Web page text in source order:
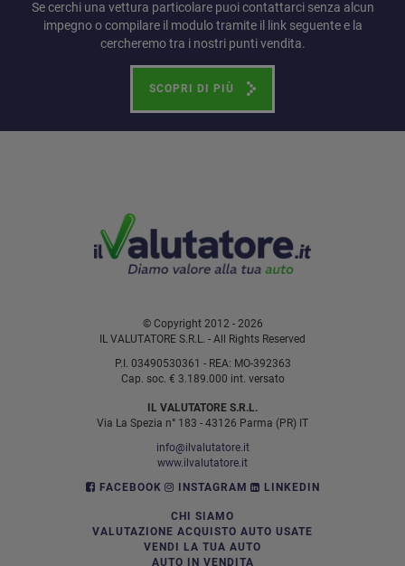
Se cerchi una vettura particolare puoi contattarci senza alcun
impegno o compilare il modulo tramite il link seguente e la
cercheremo tra i nostri punti vendita.
SCOPRI DI PIÙ
© Copyright 2012 - 2026
IL VALUTATORE S.R.L. - All Rights Reserved
P.I. 03490530361 - REA: MO-392363
Cap. soc. € 3.189.000 int. versato
IL VALUTATORE S.R.L.
Via La Spezia n° 183 - 43126 Parma (PR) IT
info@ilvalutatore.it
www.ilvalutatore.it
FACEBOOK
INSTAGRAM LINKEDIN
CHI SIAMO
VALUTAZIONE ACQUISTO AUTO USATE
VENDI LA TUA AUTO
AUTO IN VENDITA